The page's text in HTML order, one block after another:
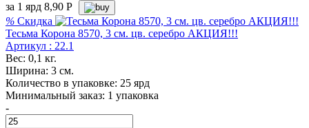
за 1 ярд 8,90 Р
% Скидка
Тесьма Корона 8570, 3 см. цв. серебро АКЦИЯ!!!
Артикул : 22.1
Вес: 0,1 кг.
Ширина: 3 см.
Количество в упаковке: 25 ярд
Минимальный заказ: 1 упаковка
-